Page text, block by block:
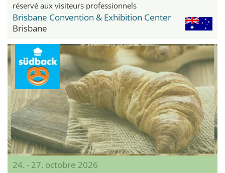
réservé aux visiteurs professionnels
Brisbane Convention & Exhibition Center
Brisbane
24. - 27. octobre 2026